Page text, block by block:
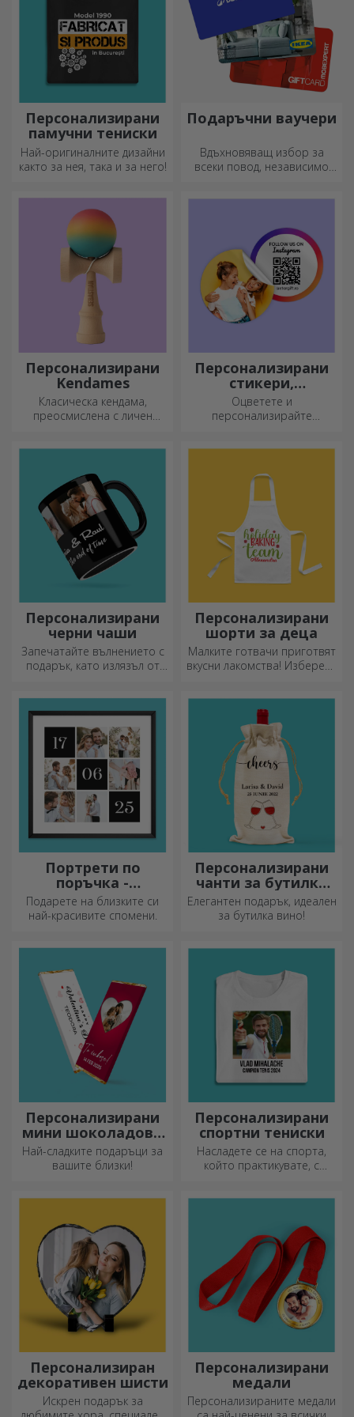
Персонализирани
памучни тениски
Най-оригиналните дизайни
както за нея, така и за него!
Подаръчни ваучери
Вдъхновяващ избор за
всеки повод, независимо
Персонализирани
Kendames
Класическа кендама,
преосмислена с личен
Персонализирани
стикери,
самозалепващи се
етикети
Оцветете и
персонализирайте
Персонализирани
черни чаши
Запечатайте вълнението с
подарък, като излязъл от
текст правят силно
който ги получи като
подарък.
Персонализирани
шорти за деца
Малките готвачи приготвят
вкусни лакомства! Изберете
присъединете към него в
кухнята!
Портрети по
поръчка -
квадратен формат
Подарете на близките си
най-красивите спомени.
Персонализирани
чанти за бутилки
вино
Елегантен подарък, идеален
за бутилка вино!
Персонализирани
мини шоколадови
барове
Най-сладките подаръци за
вашите близки!
Персонализирани
спортни тениски
Насладете се на спорта,
който практикувате, с
вашата любима!
Персонализиран
декоративен шисти
Искрен подарък за
Персонализирани
медали
Персонализираните медали